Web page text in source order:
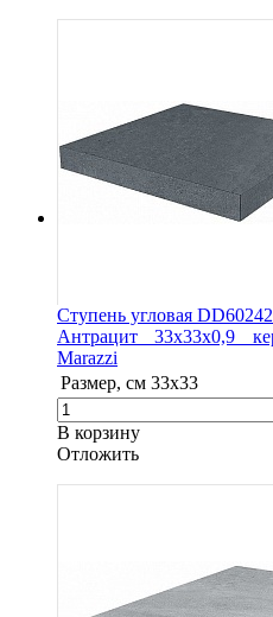
Ступень угловая
Антрацит 33x33x0,9
Marazzi
Размер, см 33х33
В корзину
Oтложить